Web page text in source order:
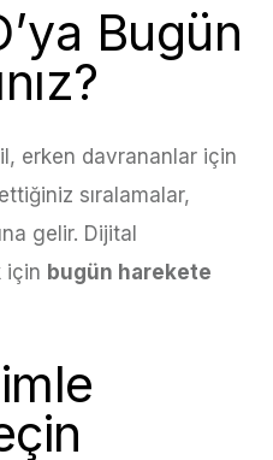
Bugün
erken davrananlar için
sıralamalar,
gelir. Dijital
için bugün harekete